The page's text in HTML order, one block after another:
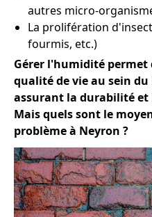
autres micro-
La prolifération
fourmis, etc.)
Gérer l'humidité permet
qualité de vie au sein
assurant la durabilité
Mais quels sont le
problème à Neyron ?